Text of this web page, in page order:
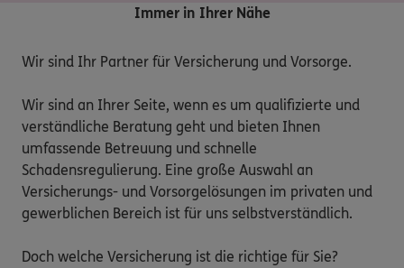
Immer in Ihrer Nähe
Wir sind Ihr Partner für Versicherung und Vorsorge.
Wir sind an Ihrer Seite, wenn es um qualifizierte und
verständliche Beratung geht und bieten Ihnen
umfassende Betreuung und schnelle
Schadensregulierung. Eine große Auswahl an
Versicherungs- und Vorsorgelösungen im privaten und
gewerblichen Bereich ist für uns selbstverständlich.
Doch welche Versicherung ist die richtige für Sie?